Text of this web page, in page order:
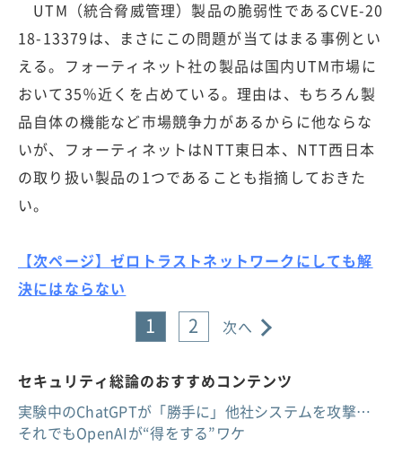
UTM（統合脅威管理）製品の脆弱性であるCVE-20
18-13379は、まさにこの問題が当てはまる事例とい
える。フォーティネット社の製品は国内UTM市場に
おいて35％近くを占めている。理由は、もちろん製
品自体の機能など市場競争力があるからに他ならな
いが、フォーティネットはNTT東日本、NTT西日本
の取り扱い製品の1つであることも指摘しておきた
い。
【次ページ】ゼロトラストネットワークにしても解
決にはならない
1 2 次へ
セキュリティ総論のおすすめコンテンツ
実験中のChatGPTが「勝手に」他社システムを攻撃…
それでもOpenAIが“得をする”ワケ